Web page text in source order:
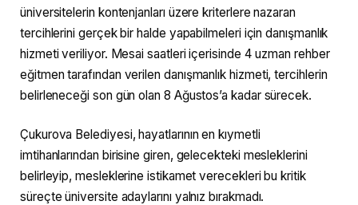
üniversitelerin kontenjanları üzere kriterlere nazaran
tercihlerini gerçek bir halde yapabilmeleri için danışmanlık
hizmeti veriliyor. Mesai saatleri içerisinde 4 uzman rehber
eğitmen tarafından verilen danışmanlık hizmeti, tercihlerin
belirleneceği son gün olan 8 Ağustos’a kadar sürecek.
Çukurova Belediyesi, hayatlarının en kıymetli
imtihanlarından birisine giren, gelecekteki mesleklerini
belirleyip, mesleklerine istikamet verecekleri bu kritik
süreçte üniversite adaylarını yalnız bırakmadı.